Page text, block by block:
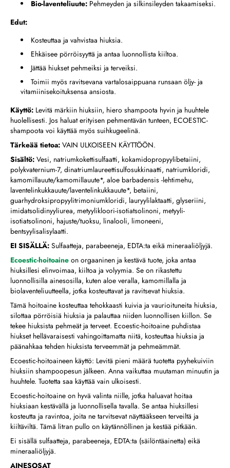
Bio-laventeliuute:Pehmeyden ja silkinsileyden takaamiseksi.
Edut:
Kosteuttaa ja vahvistaa hiuksia.
Ehkäisee pörröisyyttä ja antaa luonnollista kiiltoa.
Jättää hiukset pehmeiksi ja terveiksi.
Toimii myös ravitsevana vartalosaippuana runsaan öljy- ja
vitamiinisekoituksensa ansiosta.
Käyttö: Levitä märkiin hiuksiin, hiero shampoota hyvin ja huuhtele
huolellisesti. Jos haluat erityisen pehmentävän tunteen, ECOESTIC-
shampoota voi käyttää myös suihkugeelinä.
Tärkeää tietoa: VAIN ULKOISEEN KÄYTTÖÖN.
Sisältö: Vesi, natriumkokettisulfaatti, kokamidopropyylibetaiini,
polykvaternium-7, dinatriumlaureettisulfosukkinaatti, natriumkloridi,
kamomillauute/kamomillauute*, aloe barbadensis -lehtimehu,
laventelinkukkauute/laventelinkukkauute*, betaiini,
guarhydroksipropyylitrimoniumkloridi, lauryylilaktaatti, glyseriini,
imidatsolidinyyliurea, metyylikloori-isotiatsolinoni, metyyli-
isotiatsolinoni, hajuste/tuoksu, linalooli, limoneeni,
bentsyylisalisylaatti.
EI SISÄLLÄ: Sulfaatteja, parabeeneja, EDTA:ta eikä mineraaliöljyjä.
Ecoestic-hoitoaine on orgaaninen ja kestävä tuote, joka antaa
hiuksillesi elinvoimaa, kiiltoa ja volyymia. Se on rikastettu
luonnollisilla ainesosilla, kuten aloe veralla, kamomillalla ja
biolaventeliuutteella, jotka kosteuttavat ja ravitsevat hiuksia.
Tämä hoitoaine kosteuttaa tehokkaasti kuivia ja vaurioituneita hiuksia,
silottaa pörröisiä hiuksia ja palauttaa niiden luonnollisen kiillon. Se
tekee hiuksista pehmeät ja terveet. Ecoestic-hoitoaine puhdistaa
hiukset hellävaraisesti vahingoittamatta niitä, kosteuttaa hiuksia ja
päänahkaa tehden hiuksista terveemmät ja pehmeämmät.
Ecoestic-hoitoaineen käyttö: Levitä pieni määrä tuotetta pyyhekuiviin
hiuksiin shampoopesun jälkeen. Anna vaikuttaa muutaman minuutin ja
huuhtele. Tuotetta saa käyttää vain ulkoisesti.
Ecoestic-hoitoaine on hyvä valinta niille, jotka haluavat hoitaa
hiuksiaan kestävällä ja luonnollisella tavalla. Se antaa hiuksillesi
kosteutta ja ravintoa, joita ne tarvitsevat näyttääkseen terveiltä ja
kiiltäviltä. Tämä litran pullo on käytännöllinen ja kestää pitkään.
Ei sisällä sulfaatteja, parabeeneja, EDTA:ta (säilöntäainetta) eikä
mineraaliöljyjä.
AINESOSAT